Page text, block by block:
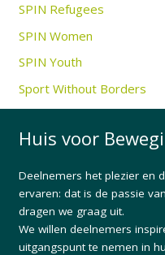
SPIN Refugees
SPIN Women
SPIN Youth
Sport Without Borders
Huis voor
Deelnemers het plezier en
ervaren: dat is de passie
dragen we graag uit.
We willen deelnemers
uitgangspunt te nemen in